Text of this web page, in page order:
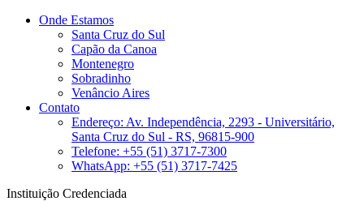
Onde Estamos
Santa Cruz do Sul
Capão da Canoa
Montenegro
Sobradinho
Venâncio Aires
Contato
Endereço: Av. Independência, 2293 - Universitário,
Santa Cruz do Sul - RS, 96815-900
Telefone: +55 (51) 3717-7300
WhatsApp: +55 (51) 3717-7425
Instituição Credenciada